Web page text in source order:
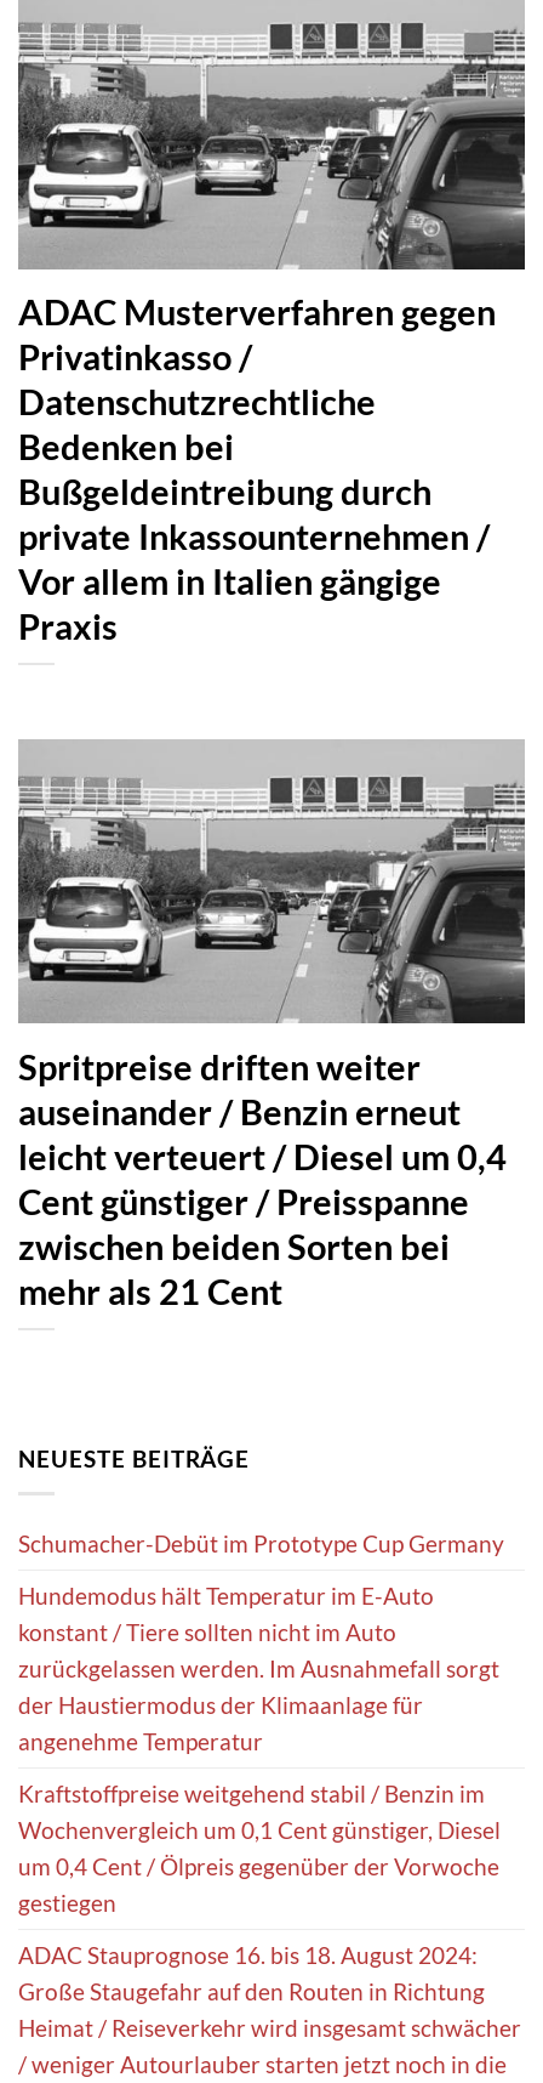
ADAC Musterverfahren gegen
Privatinkasso /
Datenschutzrechtliche
Bedenken bei
Bußgeldeintreibung durch
private Inkassounternehmen /
Vor allem in Italien gängige
Praxis
Spritpreise driften weiter
auseinander / Benzin erneut
leicht verteuert / Diesel um 0,4
Cent günstiger / Preisspanne
zwischen beiden Sorten bei
mehr als 21 Cent
NEUESTE BEITRÄGE
Schumacher-Debüt im Prototype Cup Germany
Hundemodus hält Temperatur im E-Auto
konstant / Tiere sollten nicht im Auto
zurückgelassen werden. Im Ausnahmefall sorgt
der Haustiermodus der Klimaanlage für
angenehme Temperatur
Kraftstoffpreise weitgehend stabil / Benzin im
Wochenvergleich um 0,1 Cent günstiger, Diesel
um 0,4 Cent / Ölpreis gegenüber der Vorwoche
gestiegen
ADAC Stauprognose 16. bis 18. August 2024:
Große Staugefahr auf den Routen in Richtung
Heimat / Reiseverkehr wird insgesamt schwächer
/ weniger Autourlauber starten jetzt noch in die